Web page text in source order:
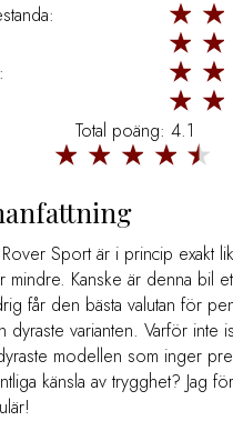
Total poäng: 4.1
Sport är i princip exakt
mindre. Kanske är denna bil
får den bästa valutan för
varianten. Varför inte
modellen som inger
känsla av trygghet? Jag